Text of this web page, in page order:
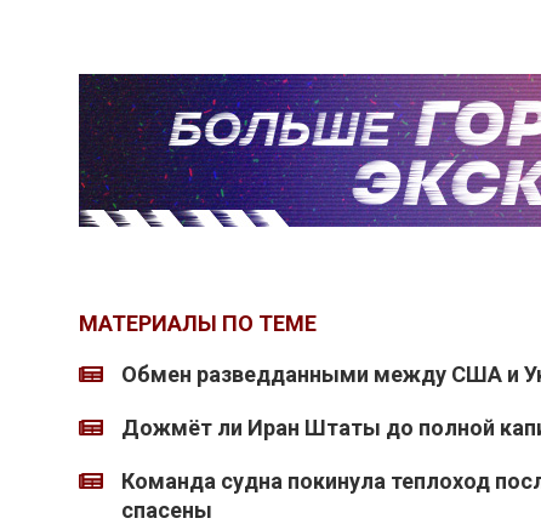
МАТЕРИАЛЫ ПО ТЕМЕ
Обмен разведданными между США и
Дожмёт ли Иран Штаты до полной
Команда судна покинула теплоход
спасены